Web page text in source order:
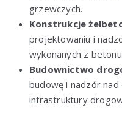
grzewczych.
Konstrukcje
projektowaniu i
wykonanych z
Budownictwo
budowę i nadzór
infrastruktury